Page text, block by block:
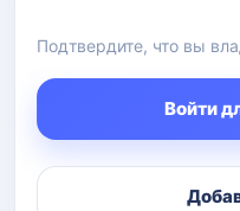
Подтвердите, что вы
Войти